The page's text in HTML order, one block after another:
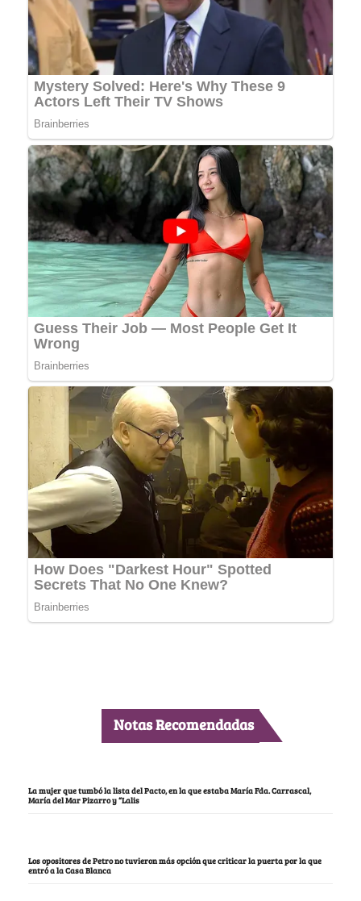
Notas Recomendadas
La mujer que tumbó la lista del Pacto, en la que estaba María Fda. Carrascal,
María del Mar Pizarro y “Lalis
Los opositores de Petro no tuvieron más opción que criticar la puerta por la que
entró a la Casa Blanca